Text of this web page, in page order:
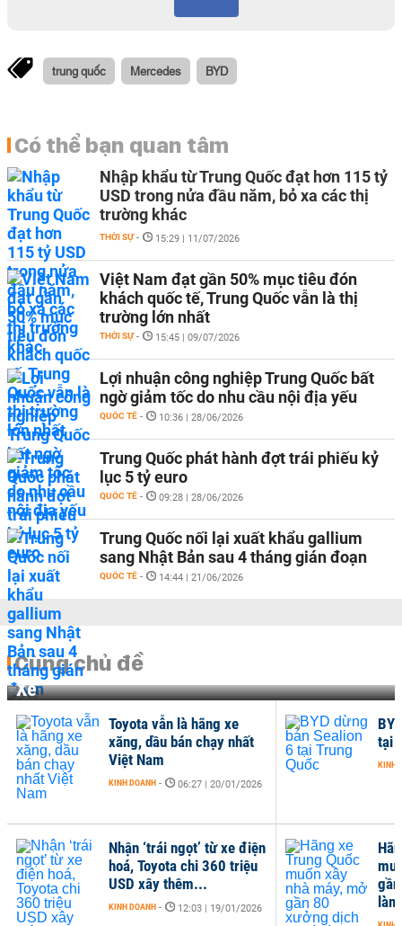
trung quốc Mercedes BYD
Có thể bạn quan tâm
Nhập khẩu từ Trung Quốc đạt hơn 115 tỷ
USD trong nửa đầu năm, bỏ xa các thị
trường khác
THỜI SỰ - 15:29 | 11/07/2026
Việt Nam đạt gần 50% mục tiêu đón
khách quốc tế, Trung Quốc vẫn là thị
trường lớn nhất
THỜI SỰ - 15:45 | 09/07/2026
Lợi nhuận công nghiệp Trung Quốc bất
ngờ giảm tốc do nhu cầu nội địa yếu
QUỐC TẾ - 10:36 | 28/06/2026
Trung Quốc phát hành đợt trái phiếu kỷ
lục 5 tỷ euro
QUỐC TẾ - 09:28 | 28/06/2026
Trung Quốc nối lại xuất khẩu gallium
sang Nhật Bản sau 4 tháng gián đoạn
QUỐC TẾ - 14:44 | 21/06/2026
Cùng chủ đề
Xe
Toyota vẫn là hãng xe
xăng, dầu bán chạy nhất
Việt Nam
KINH DOANH - 06:27 | 20/01/2026
Nhận ‘trái ngọt’ từ xe điện
hoá, Toyota chi 360 triệu
USD xây thêm...
KINH DOANH - 12:03 | 19/01/2026
tại
KINH